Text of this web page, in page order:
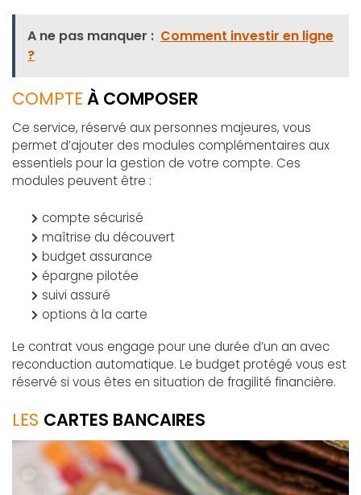
A ne pas manquer : Comment investir en ligne
?
COMPTE À COMPOSER
Ce service, réservé aux personnes majeures, vous
permet d’ajouter des modules complémentaires aux
essentiels pour la gestion de votre compte. Ces
modules peuvent être :
compte sécurisé
maîtrise du découvert
budget assurance
épargne pilotée
suivi assuré
options à la carte
Le contrat vous engage pour une durée d’un an avec
reconduction automatique. Le budget protégé vous est
réservé si vous êtes en situation de fragilité financière.
LES CARTES BANCAIRES